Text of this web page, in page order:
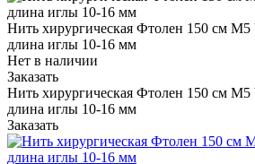
Нить хирургическая Фтолен 150 см М5
длина иглы 10-16 мм
Нет в наличии
Заказать
Нить хирургическая Фтолен 150 см М5
длина иглы 10-16 мм
Заказать